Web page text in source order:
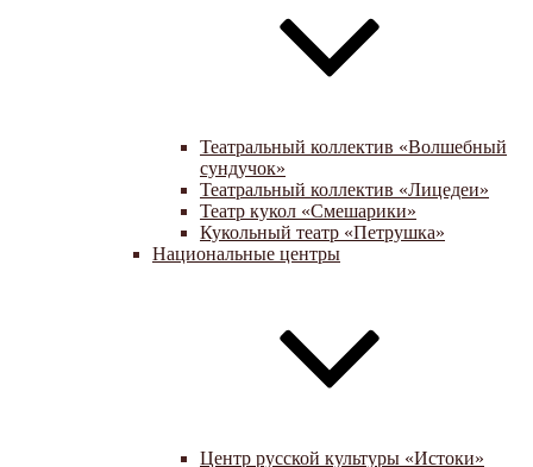
Театральный коллектив «Волшебный
сундучок»
Театральный коллектив «Лицедеи»
Театр кукол «Смешарики»
Кукольный театр «Петрушка»
Национальные центры
Центр русской культуры «Истоки»